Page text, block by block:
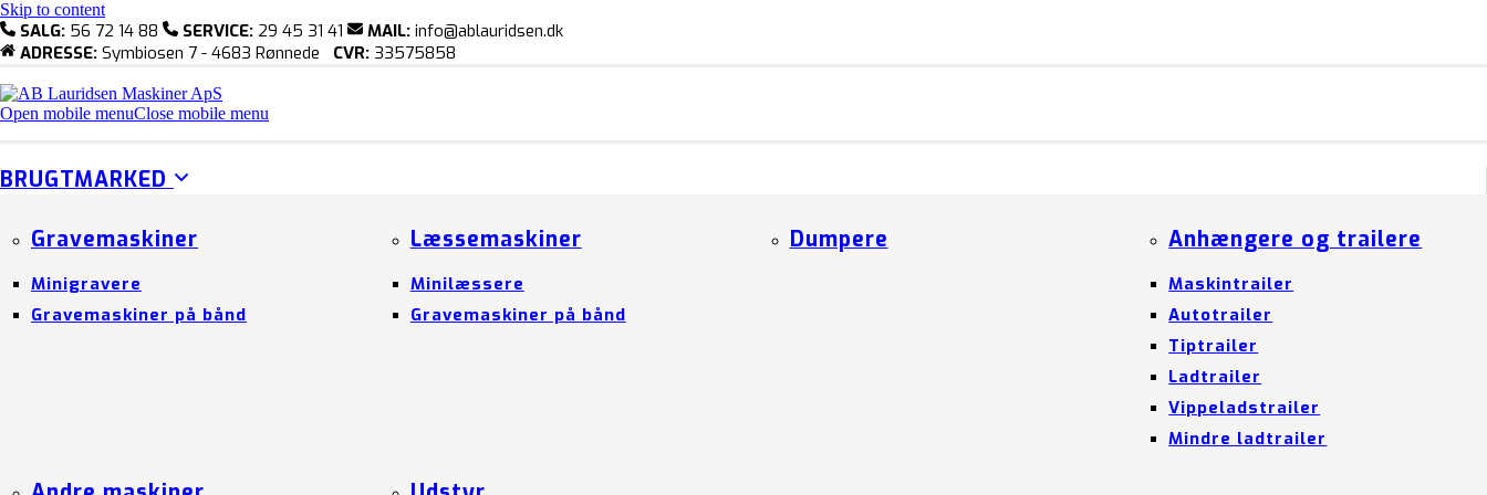
Skip to content
SALG: 56 72 14 88 SERVICE: 29 45 31 41 MAIL: info@ablauridsen.dk
ADRESSE: Symbiosen 7 - 4683 Rønnede CVR: 33575858
Open mobile menuClose mobile menu
BRUGTMARKED
Gravemaskiner
Minigravere
Gravemaskiner på bånd
Læssemaskiner
Minilæssere
Gravemaskiner på bånd
Dumpere Anhængere og trailere
Maskintrailer
Autotrailer
Tiptrailer
Ladtrailer
Vippeladstrailer
Mindre ladtrailer